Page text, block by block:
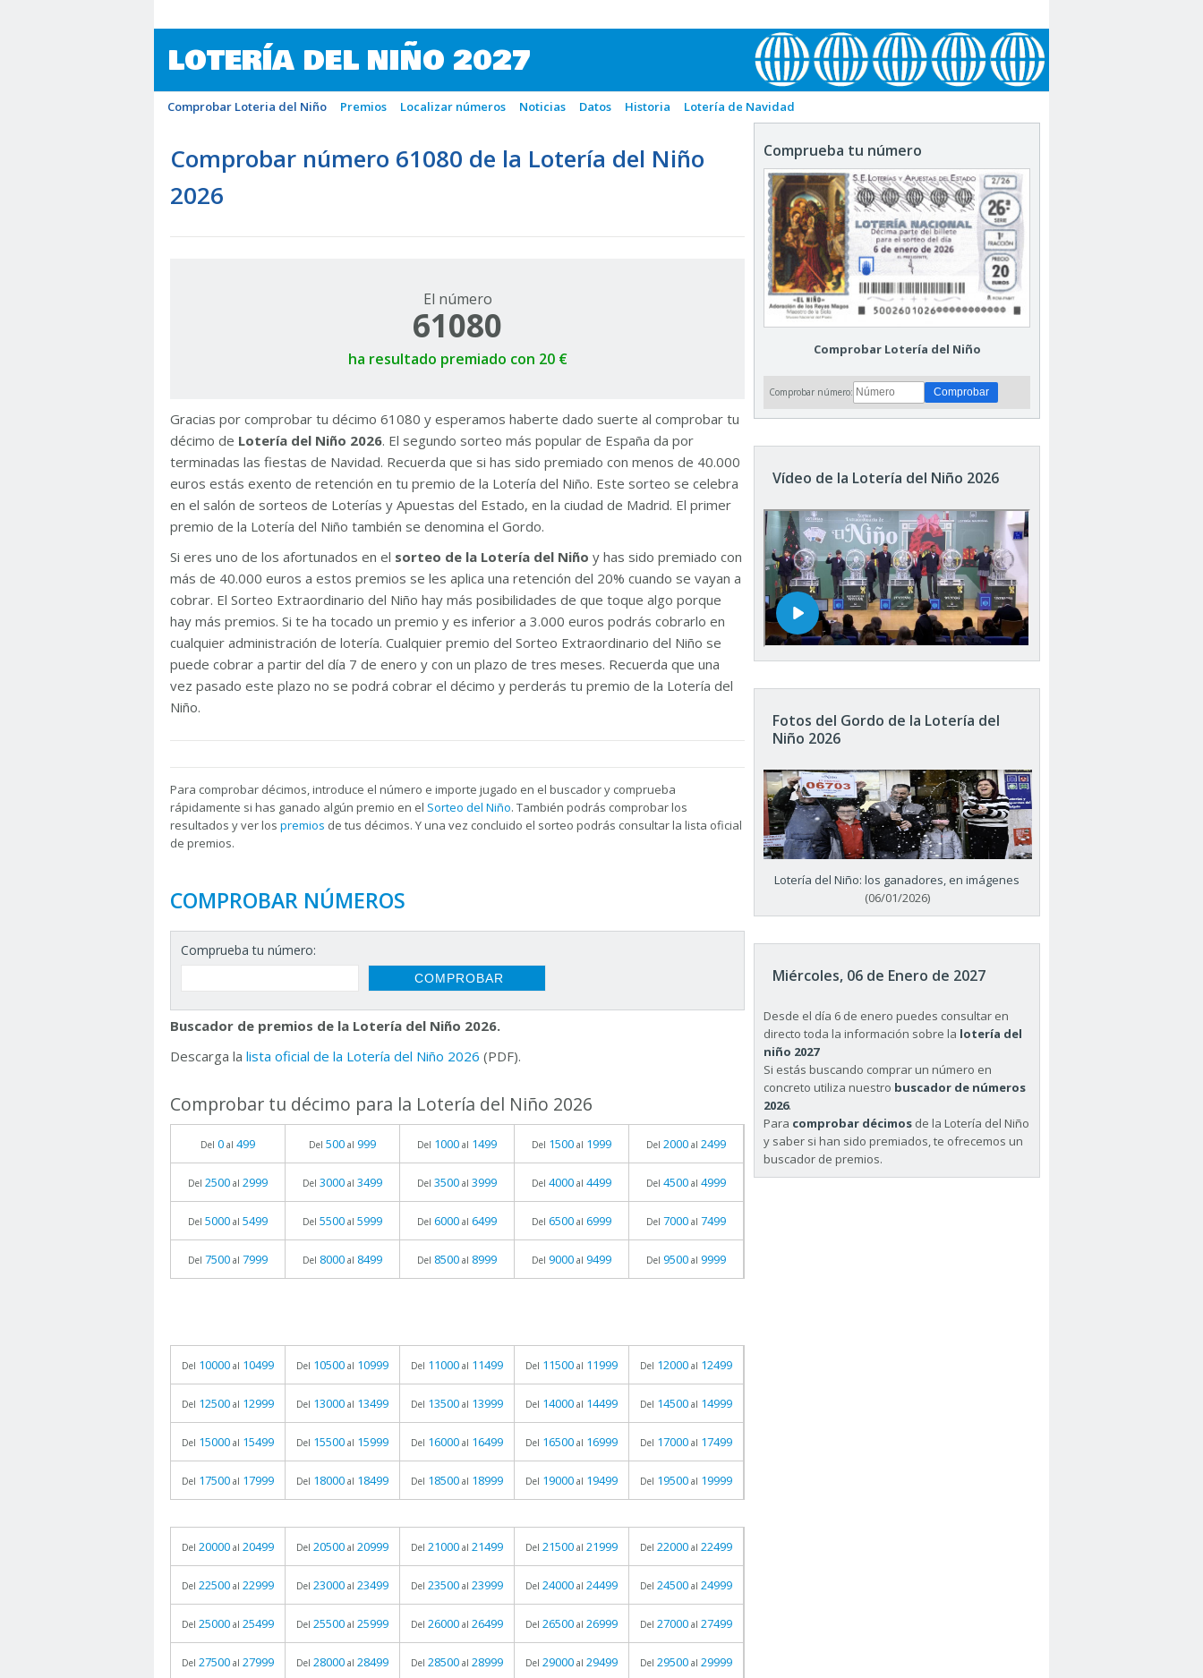
LOTERÍA DEL NIÑO 2027
Comprobar Loteria del Niño Premios Localizar números Noticias Datos Historia Lotería de Navidad
Comprobar número 61080 de la Lotería del Niño
2026
El número
61080
ha resultado premiado con 20 €
Gracias por comprobar tu décimo 61080 y esperamos haberte dado suerte al comprobar tu
décimo de Lotería del Niño 2026. El segundo sorteo más popular de España da por
terminadas las fiestas de Navidad. Recuerda que si has sido premiado con menos de 40.000
euros estás exento de retención en tu premio de la Lotería del Niño. Este sorteo se celebra
en el salón de sorteos de Loterías y Apuestas del Estado, en la ciudad de Madrid. El primer
premio de la Lotería del Niño también se denomina el Gordo.
Si eres uno de los afortunados en el sorteo de la Lotería del Niño y has sido premiado con
más de 40.000 euros a estos premios se les aplica una retención del 20% cuando se vayan a
cobrar. El Sorteo Extraordinario del Niño hay más posibilidades de que toque algo porque
hay más premios. Si te ha tocado un premio y es inferior a 3.000 euros podrás cobrarlo en
cualquier administración de lotería. Cualquier premio del Sorteo Extraordinario del Niño se
puede cobrar a partir del día 7 de enero y con un plazo de tres meses. Recuerda que una
vez pasado este plazo no se podrá cobrar el décimo y perderás tu premio de la Lotería del
Niño.
Para comprobar décimos, introduce el número e importe jugado en el buscador y comprueba
rápidamente si has ganado algún premio en el Sorteo del Niño. También podrás comprobar los
resultados y ver los premios de tus décimos. Y una vez concluido el sorteo podrás consultar la lista oficial
de premios.
COMPROBAR NÚMEROS
Comprueba tu número:
Buscador de premios de la Lotería del Niño 2026.
Descarga la lista oficial de la Lotería del Niño 2026 (PDF).
Comprobar tu décimo para la Lotería del Niño 2026
Del 0 al 499 Del 500 al 999 Del 1000 al 1499 Del 1500 al 1999 Del 2000 al 2499
Del 2500 al 2999 Del 3000 al 3499 Del 3500 al 3999 Del 4000 al 4499 Del 4500 al 4999
Del 5000 al 5499 Del 5500 al 5999 Del 6000 al 6499 Del 6500 al 6999 Del 7000 al 7499
Del 7500 al 7999 Del 8000 al 8499 Del 8500 al 8999 Del 9000 al 9499 Del 9500 al 9999
Del 10000 al 10499 Del 10500 al 10999 Del 11000 al 11499 Del 11500 al 11999 Del 12000 al 12499
Del 12500 al 12999 Del 13000 al 13499 Del 13500 al 13999 Del 14000 al 14499 Del 14500 al 14999
Del 15000 al 15499 Del 15500 al 15999 Del 16000 al 16499 Del 16500 al 16999 Del 17000 al 17499
Del 17500 al 17999 Del 18000 al 18499 Del 18500 al 18999 Del 19000 al 19499 Del 19500 al 19999
Del 20000 al 20499 Del 20500 al 20999 Del 21000 al 21499 Del 21500 al 21999 Del 22000 al 22499
Del 22500 al 22999 Del 23000 al 23499 Del 23500 al 23999 Del 24000 al 24499 Del 24500 al 24999
Del 25000 al 25499 Del 25500 al 25999 Del 26000 al 26499 Del 26500 al 26999 Del 27000 al 27499
Del 27500 al 27999 Del 28000 al 28499 Del 28500 al 28999 Del 29000 al 29499 Del 29500 al 29999
Comprueba tu número
Comprobar Lotería del Niño
Comprobar número:
Vídeo de la Lotería del Niño 2026
Fotos del Gordo de la Lotería del
Niño 2026
Lotería del Niño: los ganadores, en imágenes
(06/01/2026)
Miércoles, 06 de Enero de 2027
Desde el día 6 de enero puedes consultar en
directo toda la información sobre la lotería del
niño 2027
Si estás buscando comprar un número en
concreto utiliza nuestro buscador de números
2026.
Para comprobar décimos de la Lotería del Niño
y saber si han sido premiados, te ofrecemos un
buscador de premios.